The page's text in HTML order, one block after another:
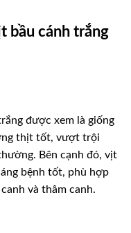
bầu cánh trắng
được xem là giống
thịt tốt, vượt trội
Bên cạnh đó, vịt
bệnh tốt, phù hợp
và thâm canh.